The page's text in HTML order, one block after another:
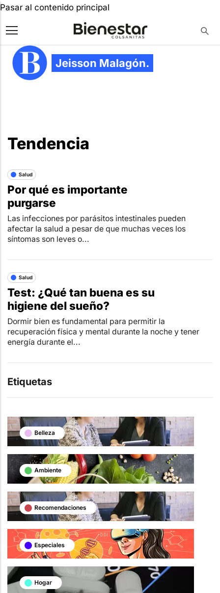
Pasar al contenido principal
Jeisson Malagón.
Tendencia
Salud
Por qué es importante
purgarse
Las infecciones por parásitos intestinales pueden
afectar la salud a pesar de que muchas veces los
síntomas son leves o...
Salud
Test: ¿Qué tan buena es su
higiene del sueño?
Dormir bien es fundamental para permitir la
recuperación física y mental durante la noche y tener
energía durante el...
Etiquetas
Belleza
Ambiente
Recomendaciones
Especiales
Hogar